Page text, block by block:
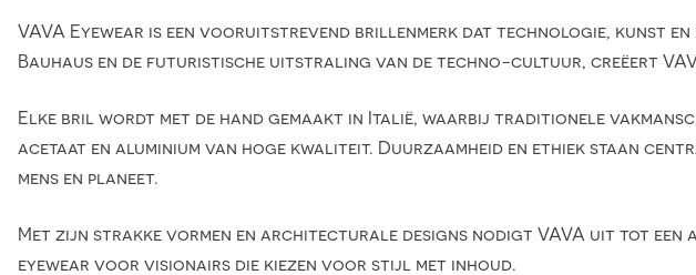
VAVA Eyewear is een vooruitstrevend brillenmerk dat technologie, kunst
Bauhaus en de futuristische uitstraling van de techno-cultuur, creëert
Elke bril wordt met de hand gemaakt in Italië, waarbij traditionele
acetaat en aluminium van hoge kwaliteit. Duurzaamheid en ethiek staan
mens en planeet.
Met zijn strakke vormen en architecturale designs nodigt VAVA uit tot een
eyewear voor visionairs die kiezen voor stijl met inhoud.